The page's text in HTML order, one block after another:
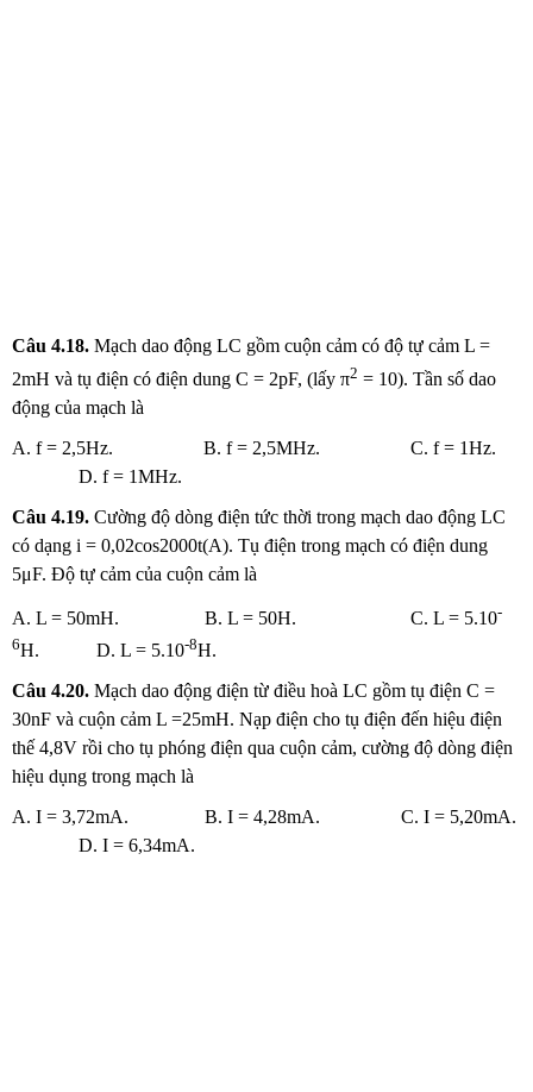
Câu 4.18. Mạch dao động LC gồm cuộn cảm có độ tự cảm L =
2mH và tụ điện có điện dung C = 2pF, (lấy π2 = 10). Tần số dao
động của mạch là
A. f = 2,5Hz. B. f = 2,5MHz. C. f = 1Hz.
D. f = 1MHz.
Câu 4.19. Cường độ dòng điện tức thời trong mạch dao động LC
có dạng i = 0,02cos2000t(A). Tụ điện trong mạch có điện dung
5μF. Độ tự cảm của cuộn cảm là
A. L = 50mH. B. L = 50H. C. L = 5.10-
6H. D. L = 5.10-8H.
Câu 4.20. Mạch dao động điện từ điều hoà LC gồm tụ điện C =
30nF và cuộn cảm L =25mH. Nạp điện cho tụ điện đến hiệu điện
thế 4,8V rồi cho tụ phóng điện qua cuộn cảm, cường độ dòng điện
hiệu dụng trong mạch là
A. I = 3,72mA. B. I = 4,28mA. C. I = 5,20mA.
D. I = 6,34mA.